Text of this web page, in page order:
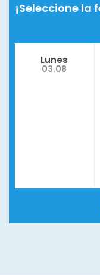
¡Seleccione
Lunes
03.08